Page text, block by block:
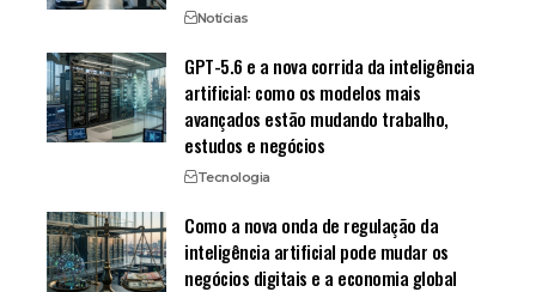
Notícias
GPT-5.6 e a nova corrida da inteligência
artificial: como os modelos mais
avançados estão mudando trabalho,
estudos e negócios
Tecnologia
Como a nova onda de regulação da
inteligência artificial pode mudar os
negócios digitais e a economia global